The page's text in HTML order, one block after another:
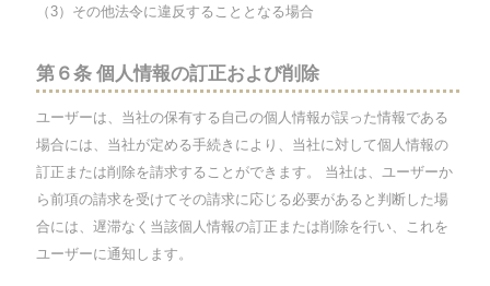
（3）その他法令に違反することとなる場合
第６条 個人情報の訂正および削除
ユーザーは、当社の保有する自己の個人情報が誤った情報である
場合には、当社が定める手続きにより、当社に対して個人情報の
訂正または削除を請求することができます。 当社は、ユーザーか
ら前項の請求を受けてその請求に応じる必要があると判断した場
合には、遅滞なく当該個人情報の訂正または削除を行い、これを
ユーザーに通知します。